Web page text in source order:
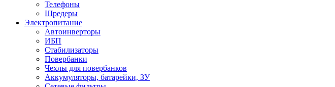
Телефоны
Шредеры
Электропитание
Автоинверторы
ИБП
Стабилизаторы
Повербанки
Чехлы для повербанков
Аккумуляторы, батарейки, ЗУ